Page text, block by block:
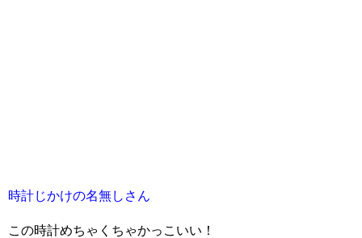
時計じかけの名無しさん
この時計めちゃくちゃかっこいい！